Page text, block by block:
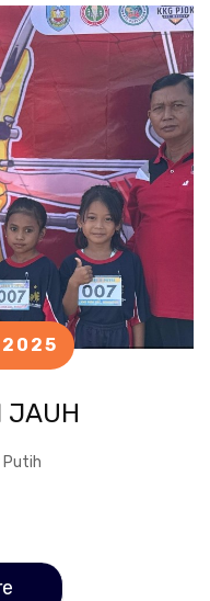
JAUH
Putih